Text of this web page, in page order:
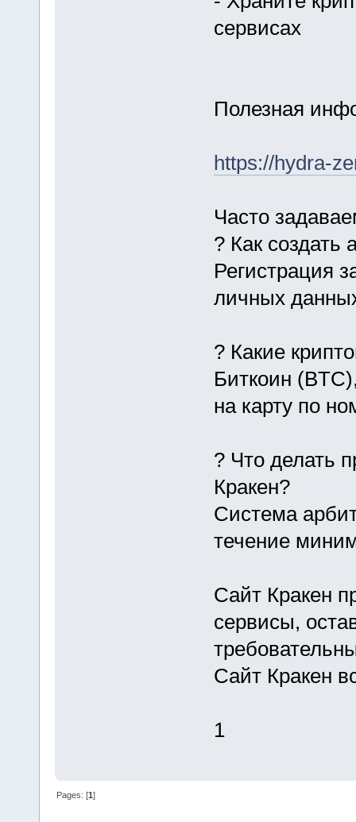
сервисах
Полезная
https://hydra-
Часто
? Как создать
Регистрация
личных
? Какие
Биткоин
на карту по
? Что делать
Кракен?
Система
течение
Сайт Кракен
сервисы,
Сайт Кракен
1
Pages: [1]